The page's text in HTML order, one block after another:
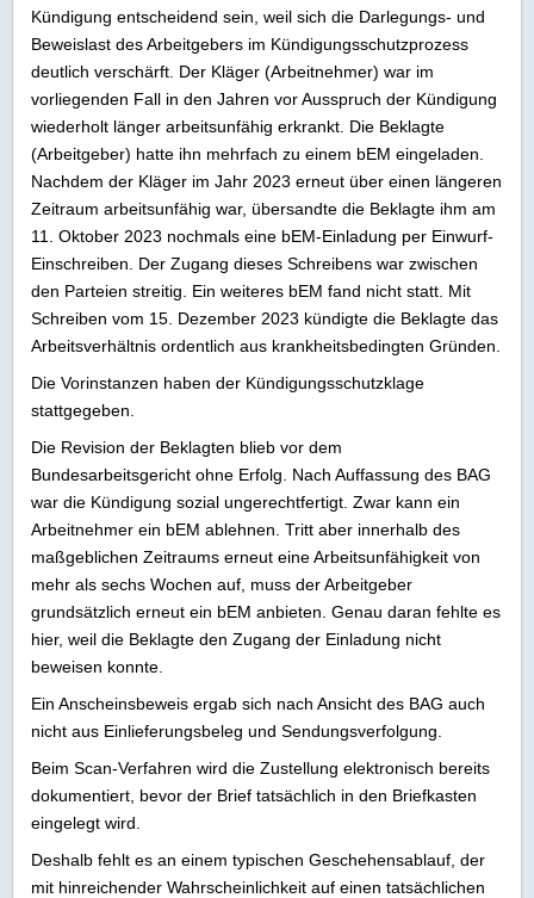
Kündigung entscheidend sein, weil sich die Darlegungs- und
Beweislast des Arbeitgebers im Kündigungsschutzprozess
deutlich verschärft. Der Kläger (Arbeitnehmer) war im
vorliegenden Fall in den Jahren vor Ausspruch der Kündigung
wiederholt länger arbeitsunfähig erkrankt. Die Beklagte
(Arbeitgeber) hatte ihn mehrfach zu einem bEM eingeladen.
Nachdem der Kläger im Jahr 2023 erneut über einen längeren
Zeitraum arbeitsunfähig war, übersandte die Beklagte ihm am
11. Oktober 2023 nochmals eine bEM-Einladung per Einwurf-
Einschreiben. Der Zugang dieses Schreibens war zwischen
den Parteien streitig. Ein weiteres bEM fand nicht statt. Mit
Schreiben vom 15. Dezember 2023 kündigte die Beklagte das
Arbeitsverhältnis ordentlich aus krankheitsbedingten Gründen.
Die Vorinstanzen haben der Kündigungsschutzklage
stattgegeben.
Die Revision der Beklagten blieb vor dem
Bundesarbeitsgericht ohne Erfolg. Nach Auffassung des BAG
war die Kündigung sozial ungerechtfertigt. Zwar kann ein
Arbeitnehmer ein bEM ablehnen. Tritt aber innerhalb des
maßgeblichen Zeitraums erneut eine Arbeitsunfähigkeit von
mehr als sechs Wochen auf, muss der Arbeitgeber
grundsätzlich erneut ein bEM anbieten. Genau daran fehlte es
hier, weil die Beklagte den Zugang der Einladung nicht
beweisen konnte.
Ein Anscheinsbeweis ergab sich nach Ansicht des BAG auch
nicht aus Einlieferungsbeleg und Sendungsverfolgung.
Beim Scan-Verfahren wird die Zustellung elektronisch bereits
dokumentiert, bevor der Brief tatsächlich in den Briefkasten
eingelegt wird.
Deshalb fehlt es an einem typischen Geschehensablauf, der
mit hinreichender Wahrscheinlichkeit auf einen tatsächlichen